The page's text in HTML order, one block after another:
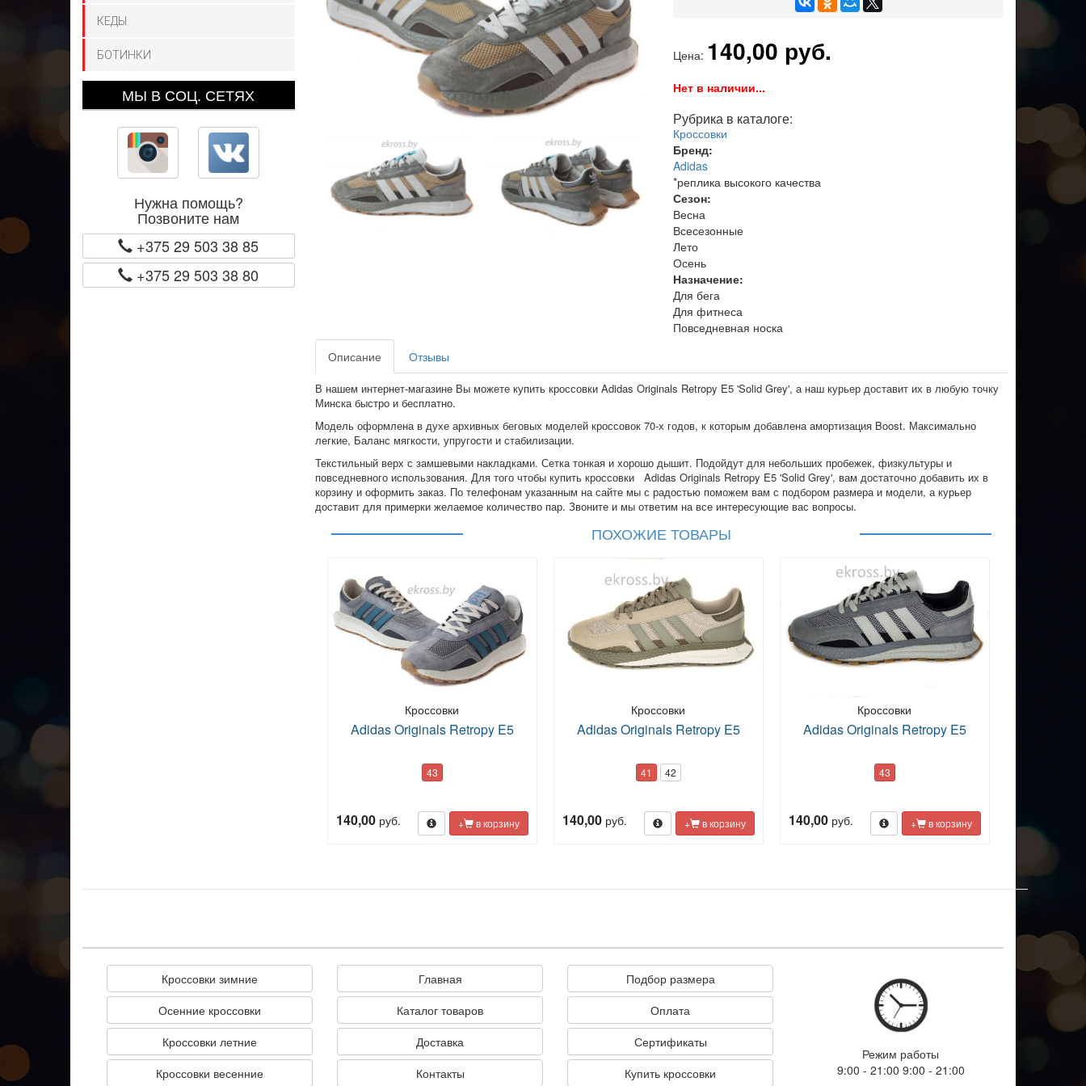
КЕДЫ
БОТИНКИ
МЫ В СОЦ. СЕТЯХ
Нужна помощь?
Позвоните нам
+375 29 503 38 85
+375 29 503 38 80
Цена: 140,00 руб.
Нет в наличии...
Рубрика в каталоге:
Кроссовки
Бренд:
Adidas
*реплика высокого качества
Сезон:
Весна
Всесезонные
Лето
Осень
Назначение:
Для бега
Для фитнеса
Повседневная носка
Описание
Отзывы
В нашем интернет-магазине Вы можете купить кроссовки Adidas Originals Retropy E5 'Solid Grey', а наш курьер доставит их в любую точку
Минска быстро и бесплатно.
Mодель оформлена в духе архивных беговых моделей кроссовок 70-х годов, к которым добавлена амортизация Boost. Максимально
легкие, Баланс мягкости, упругости и стабилизации.
Текстильный верх с замшевыми накладками. Сетка тонкая и хорошо дышит. Подойдут для небольших пробежек, физкультуры и
повседневного использования. Для того чтобы купить кроссовки Adidas Originals Retropy E5 'Solid Grey', вам достаточно добавить их в
корзину и оформить заказ. По телефонам указанным на сайте мы с радостью поможем вам с подбором размера и модели, а курьер
доставит для примерки желаемое количество пар. Звоните и мы ответим на все интересующие вас вопросы.
ПОХОЖИЕ ТОВАРЫ
Кроссовки
Adidas Originals Retropy E5
43
+ в корзину
140,00 руб.
Кроссовки
Adidas Originals Retropy E5
41 42
+ в корзину
140,00 руб.
Кроссовки
Adidas Originals Retropy E5
43
+ в корзину
140,00 руб.
Кроссовки зимние
Осенние кроссовки
Кроссовки летние
Кроссовки весенние
Главная
Каталог товаров
Доставка
Контакты
Подбор размера
Оплата
Сертификаты
Купить кроссовки
Режим работы
9:00 - 21:00 9:00 - 21:00